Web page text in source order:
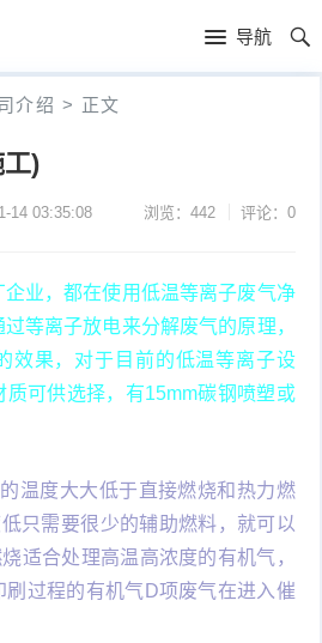
导航
介绍 > 正文
)
14 03:35:08 浏览：442 评论：0
业，都在使用低温等离子废气净
等离子放电来分解废气的原理，
效果，对于目前的低温等离子设
可供选择，有15mm碳钢喷塑或
温度大大低于直接燃烧和热力燃
只需要很少的辅助燃料，就可以
适合处理高温高浓度的有机气，
刷过程的有机气D项废气在进入催